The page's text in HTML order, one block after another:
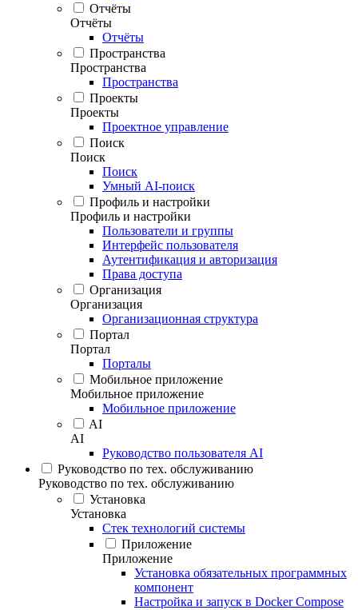
Отчёты
Отчёты
Отчёты
Пространства
Пространства
Пространства
Проекты
Проекты
Проектное управление
Поиск
Поиск
Поиск
Умный AI-поиск
Профиль и настройки
Профиль и настройки
Пользователи и группы
Интерфейс пользователя
Аутентификация и авторизация
Права доступа
Организация
Организация
Организационная структура
Портал
Портал
Порталы
Мобильное приложение
Мобильное приложение
Мобильное приложение
AI
AI
Руководство пользователя AI
Руководство по тех. обслуживанию
Руководство по тех. обслуживанию
Установка
Установка
Стек технологий системы
Приложение
Приложение
Установка обязательных программных
компонент
Настройка и запуск в Docker Compose